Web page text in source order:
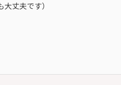
丈夫です）